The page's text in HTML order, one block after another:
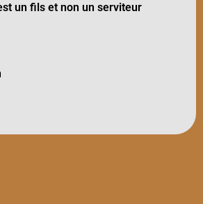
un fils et non un serviteur